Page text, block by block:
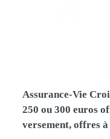
Assurance-Vie
250 ou 300 euros
versement, offres